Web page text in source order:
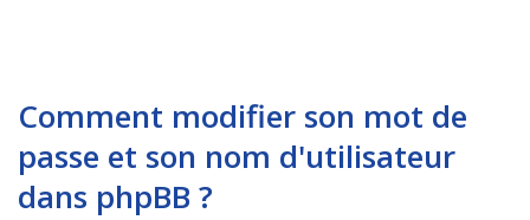
Comment modifier son mot de
passe et son nom d'utilisateur
dans phpBB ?